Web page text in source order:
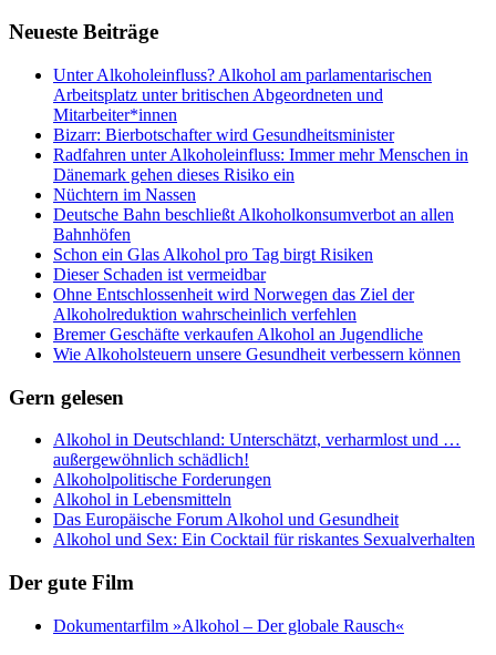
Neueste Beiträge
Unter Alkoholeinfluss? Alkohol am parlamentarischen
Arbeitsplatz unter britischen Abgeordneten und
Mitarbeiter*innen
Bizarr: Bierbotschafter wird Gesundheitsminister
Radfahren unter Alkoholeinfluss: Immer mehr Menschen in
Dänemark gehen dieses Risiko ein
Nüchtern im Nassen
Deutsche Bahn beschließt Alkoholkonsumverbot an allen
Bahnhöfen
Schon ein Glas Alkohol pro Tag birgt Risiken
Dieser Schaden ist vermeidbar
Ohne Entschlossenheit wird Norwegen das Ziel der
Alkoholreduktion wahrscheinlich verfehlen
Bremer Geschäfte verkaufen Alkohol an Jugendliche
Wie Alkoholsteuern unsere Gesundheit verbessern können
Gern gelesen
Alkohol in Deutschland: Unterschätzt, verharmlost und …
außergewöhnlich schädlich!
Alkoholpolitische Forderungen
Alkohol in Lebensmitteln
Das Europäische Forum Alkohol und Gesundheit
Alkohol und Sex: Ein Cocktail für riskantes Sexualverhalten
Der gute Film
Dokumentarfilm »Alkohol – Der globale Rausch«